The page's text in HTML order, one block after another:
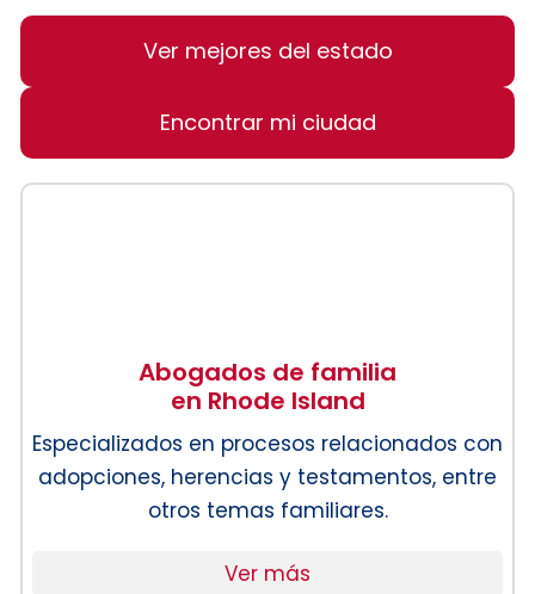
Ver mejores del estado
Encontrar mi ciudad
Abogados de familia
en Rhode Island
Especializados en procesos relacionados con
adopciones, herencias y testamentos, entre
otros temas familiares.
Ver más